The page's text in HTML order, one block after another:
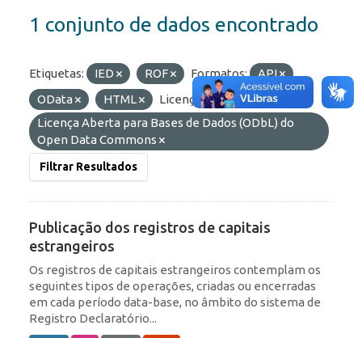
1 conjunto de dados encontrado
Etiquetas: IED ROF Formatos:
API
OData
HTML
Licenças:
Licença Aberta para Bases de Dados (ODbL) do
Open Data Commons
Filtrar Resultados
Publicação dos registros de capitais
estrangeiros
Os registros de capitais estrangeiros contemplam os
seguintes tipos de operações, criadas ou encerradas
em cada período data-base, no âmbito do sistema de
Registro Declaratório...